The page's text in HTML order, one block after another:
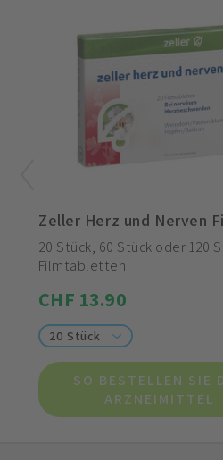
20 Stück, 60 Stück oder 120
Filmtabletten
CHF 13.90
20 Stück
SO BESTELLEN SIE
ARZNEIMITTEL